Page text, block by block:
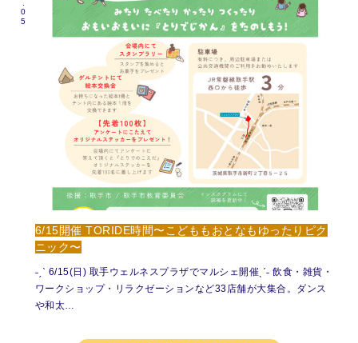
6/15開催 TORIDE時間〜こどももおとなもゆったりピク
ニック〜
˗ˏˋ 6/15(日) 取手ウェルネスプラザでマルシェ開催ˎˊ˗ 飲食・雑貨・
ワークショップ・リラクゼーションなど33店舗が大集合。ダンス
や和太…